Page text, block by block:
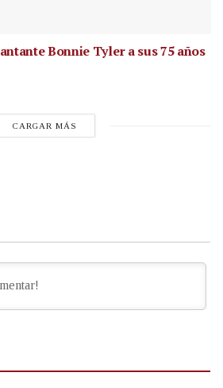
Bonnie Tyler a sus 75 años
CARGAR MÁS